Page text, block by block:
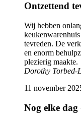
Ontzettend
Wij hebben
tevreden. De
en enorm
plezierig maakte.
Dorothy Torbed-
11 november
Nog elke